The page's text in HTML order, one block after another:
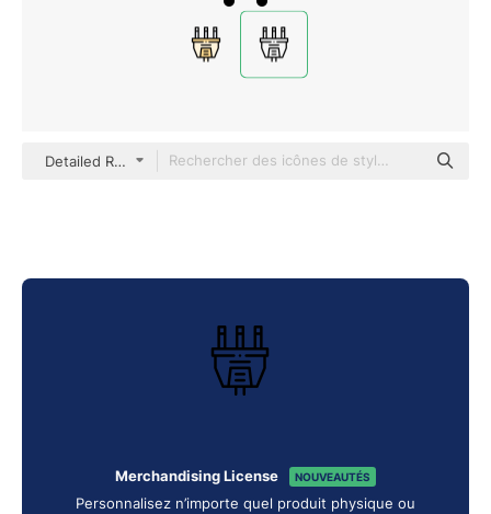
Detailed Rounded Lineal
Merchandising License NOUVEAUTÉS
Personnalisez n’importe quel produit physique ou